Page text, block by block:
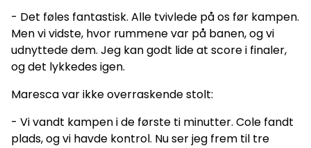
- Det føles fantastisk. Alle tvivlede på os før kampen.
Men vi vidste, hvor rummene var på banen, og vi
udnyttede dem. Jeg kan godt lide at score i finaler,
og det lykkedes igen.
Maresca var ikke overraskende stolt:
- Vi vandt kampen i de første ti minutter. Cole fandt
plads, og vi havde kontrol. Nu ser jeg frem til tre